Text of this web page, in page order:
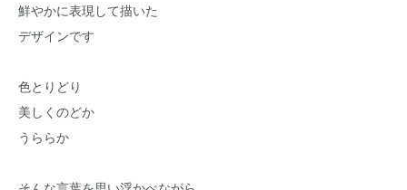
鮮やかに表現して描いた
デザインです
色とりどり
美しくのどか
うららか